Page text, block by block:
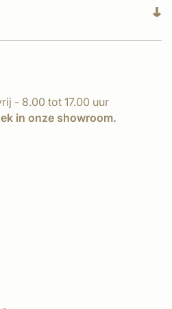
- 8.00 tot 17.00 uur
in onze showroom.